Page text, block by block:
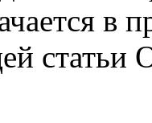
в
статьи